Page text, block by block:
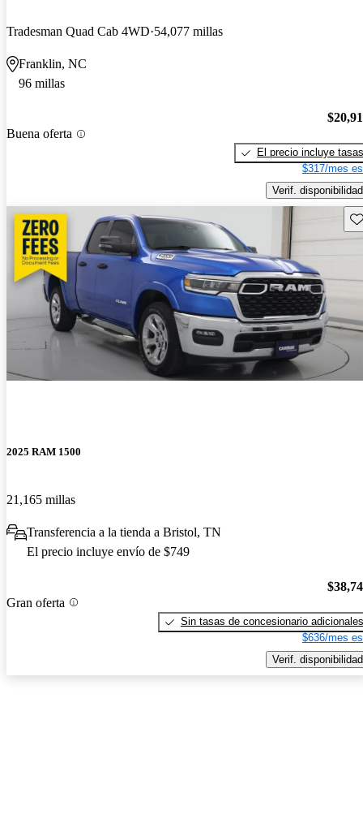
Tradesman Quad Cab 4WD 54,077 millas
Franklin, NC
96 millas
Buena oferta
El precio incluye tasas
$317/mes
Verif. disponibilidad
2025 RAM 1500
21,165 millas
Transferencia a la tienda a Bristol, TN
El precio incluye envío de $749
Gran oferta
Sin tasas de concesionario adicionales
$636/mes
Verif. disponibilidad